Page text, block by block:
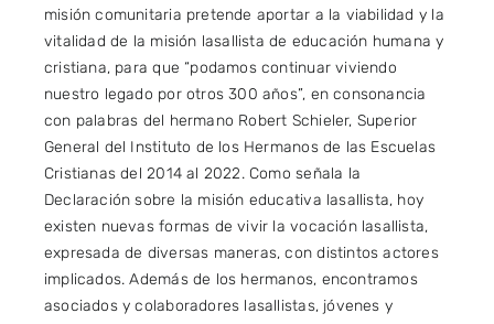
misión comunitaria pretende aportar a la viabilidad y la
vitalidad de la misión lasallista de educación humana y
cristiana, para que “podamos continuar viviendo
nuestro legado por otros 300 años”, en consonancia
con palabras del hermano Robert Schieler, Superior
General del Instituto de los Hermanos de las Escuelas
Cristianas del 2014 al 2022. Como señala la
Declaración sobre la misión educativa lasallista, hoy
existen nuevas formas de vivir la vocación lasallista,
expresada de diversas maneras, con distintos actores
implicados. Además de los hermanos, encontramos
asociados y colaboradores lasallistas, jóvenes y